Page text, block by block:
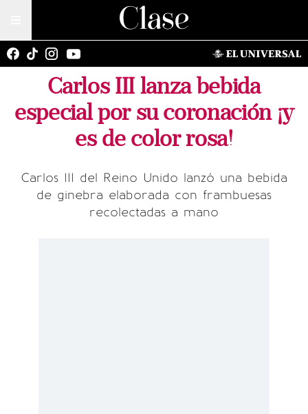
Carlos III lanza bebida
especial por su coronación ¡y
es de color rosa!
Carlos III del Reino Unido lanzó una bebida
de ginebra elaborada con frambuesas
recolectadas a mano